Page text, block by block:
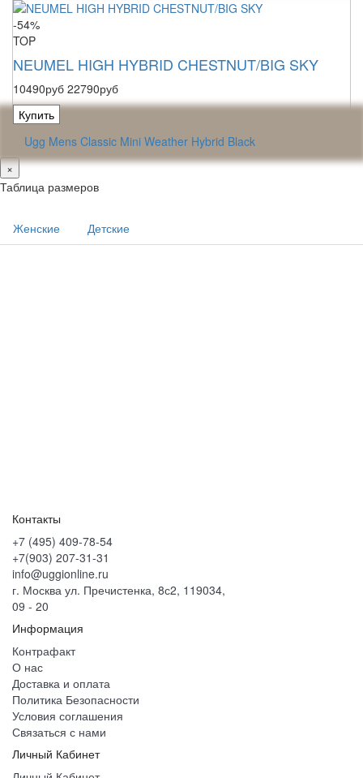
-54%
TOP
NEUMEL HIGH HYBRID CHESTNUT/BIG SKY
10490руб 22790руб
Купить
Ugg Mens Classic Mini Weather Hybrid Black
×
Таблица размеров
Женские Детские
Контакты
+7 (495) 409-78-54
+7(903) 207-31-31
info@uggionline.ru
г. Москва ул. Пречистенка, 8с2, 119034,
09 - 20
Информация
Контрафакт
О нас
Доставка и оплата
Политика Безопасности
Условия соглашения
Связаться с нами
Личный Кабинет